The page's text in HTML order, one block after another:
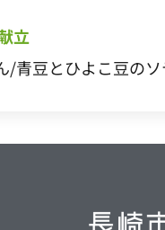
立
/青豆とひよこ豆のソ